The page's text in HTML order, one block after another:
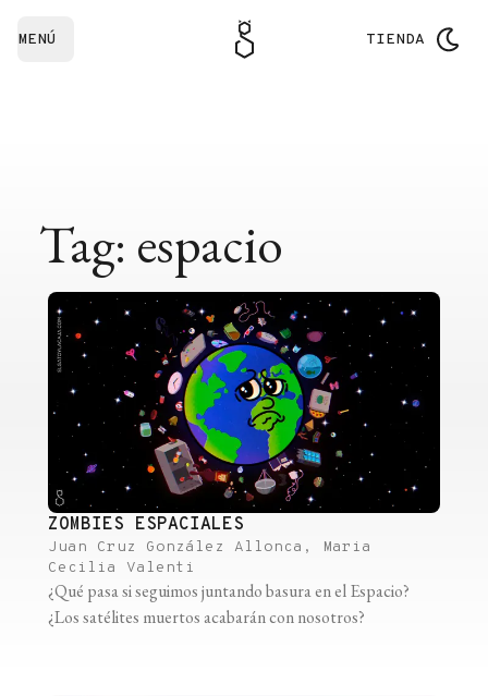
MENÚ TIENDA
Tag: espacio
ZOMBIES ESPACIALES
Juan Cruz González Allonca, Maria
Cecilia Valenti
¿Qué pasa si seguimos juntando basura en el Espacio?
¿Los satélites muertos acabarán con nosotros?